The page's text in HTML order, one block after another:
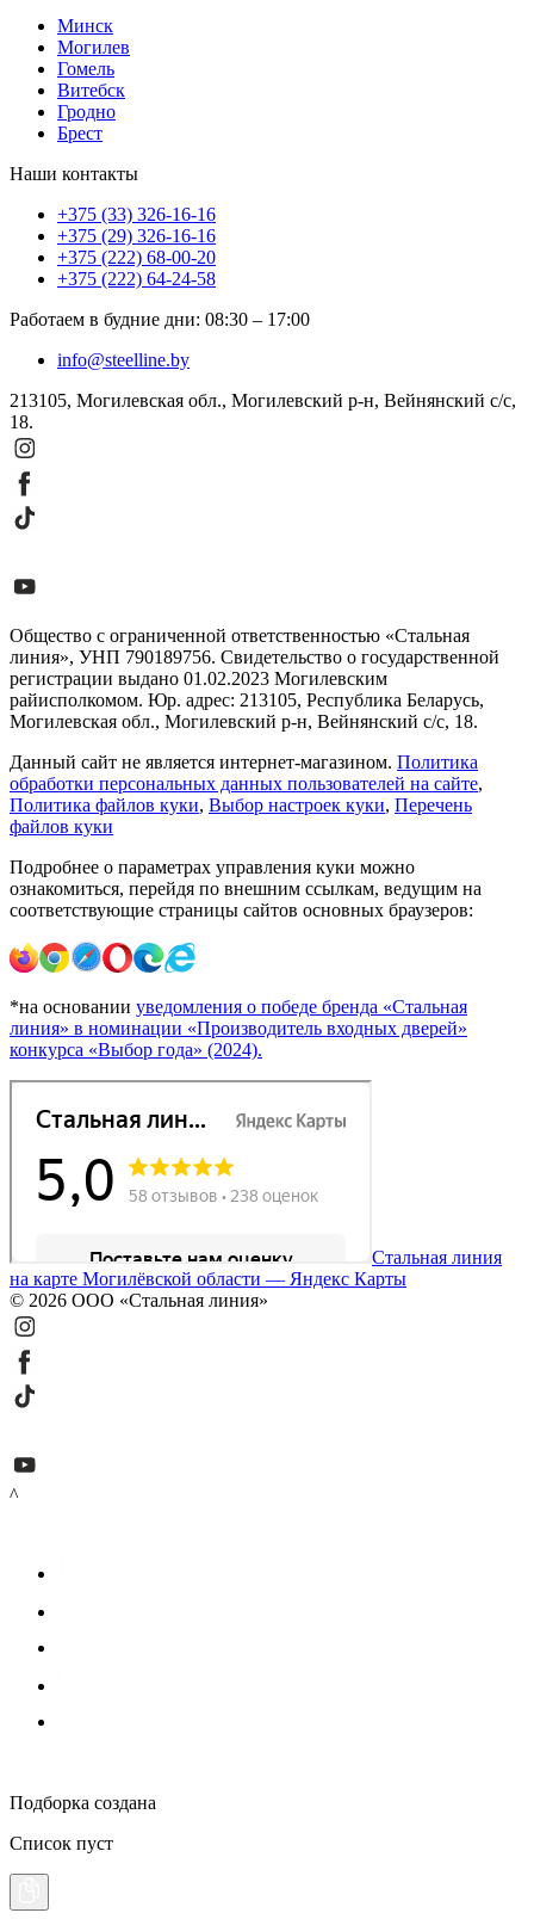
Минск
Могилев
Гомель
Витебск
Гродно
Брест
Наши контакты
+375 (33) 326-16-16
+375 (29) 326-16-16
+375 (222) 68-00-20
+375 (222) 64-24-58
Работаем в будние дни: 08:30 – 17:00
info@steelline.by
213105, Могилевская обл., Могилевский р-н, Вейнянский с/с,
18.
Общество с ограниченной ответственностью «Стальная
линия», УНП 790189756. Свидетельство о государственной
регистрации выдано 01.02.2023 Могилевским
райисполкомом. Юр. адрес: 213105, Республика Беларусь,
Могилевская обл., Могилевский р-н, Вейнянский с/с, 18.
Данный сайт не является интернет-магазином. Политика
обработки персональных данных пользователей на сайте,
Политика файлов куки, Выбор настроек куки, Перечень
файлов куки
Подробнее о параметрах управления куки можно
ознакомиться, перейдя по внешним ссылкам, ведущим на
соответствующие страницы сайтов основных браузеров:
*на основании уведомления о победе бренда «Стальная
линия» в номинации «Производитель входных дверей»
конкурса «Выбор года» (2024).
Стальная линия
на карте Могилёвской области — Яндекс Карты
© 2026 ООО «Стальная линия»
^
Подборка создана
Список пуст